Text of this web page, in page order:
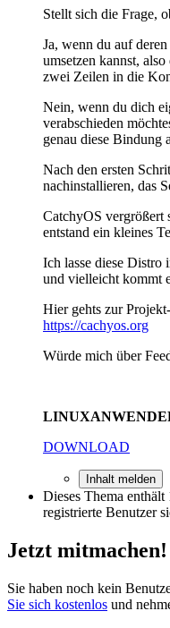
Stellt sich die Frage,
Ja, wenn du auf
umsetzen kannst,
zwei Zeilen in die
Nein, wenn du dich
verabschieden
genau diese Bindung
Nach den ersten
nachinstallieren, das
CatchyOS vergrößert
entstand ein kleines
Ich lasse diese Distro
und vielleicht kommt
Hier gehts zur
https://cachyos.org
Würde mich über
DOWNLOAD
Inhalt melden
Dieses Thema
registrierte Benutzer
Jetzt mitmachen!
Sie haben noch kein
Sie sich kostenlos und